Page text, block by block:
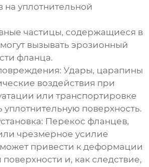
на уплотнительной
частицы, содержащиеся в
вызывать эрозионный
фланца.
Удары, царапины
воздействия при
или транспортировке
уплотнительную поверхность.
Перекос фланцев,
чрезмерное усилие
привести к деформации
и, как следствие,